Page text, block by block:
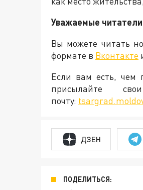
Уважаемые
Вы можете читать
формате в Вконтакте
Если вам есть, чем
присылайте
почту:
ДЗЕН
ПОДЕЛИТЬСЯ: